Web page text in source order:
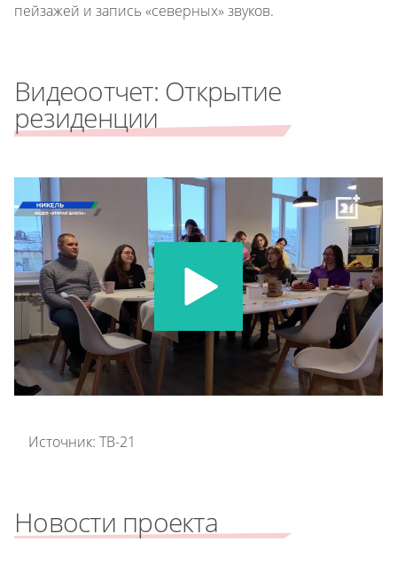
пейзажей и запись «северных» звуков.
Видеоотчет: Открытие
резиденции
Источник: ТВ-21
Новости проекта